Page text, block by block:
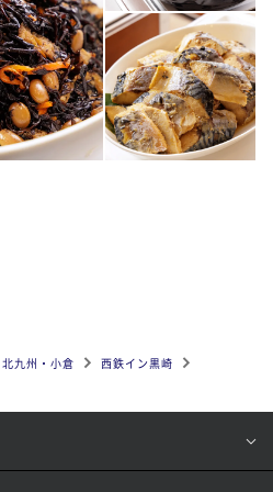
北九州・小倉
西鉄イン黒崎